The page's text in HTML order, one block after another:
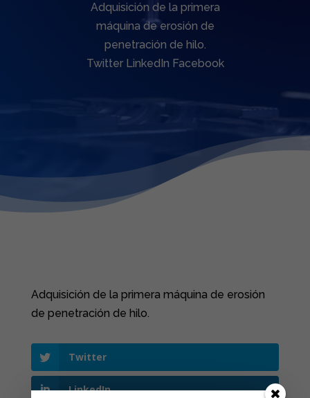
Adquisición de la primera
máquina de erosión de
penetración de hilo.
Twitter LinkedIn Facebook
Adquisición de la primera máquina de erosión
de penetración de hilo.
Twitter
LinkedIn